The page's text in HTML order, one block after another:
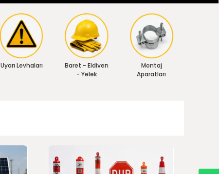
Uyarı Levhaları
Baret - Eldiven
- Yelek
Montaj
Aparatları